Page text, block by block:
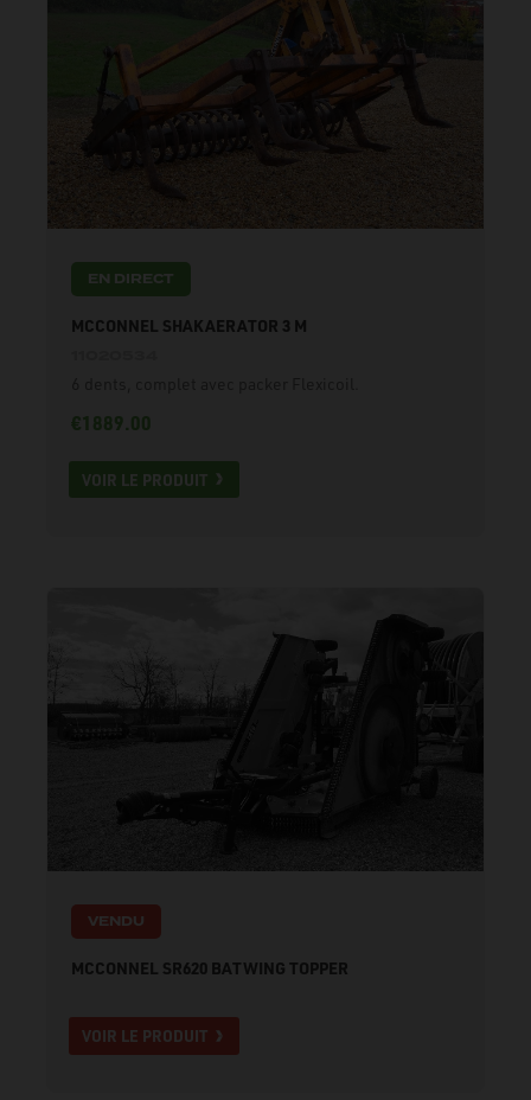
EN DIRECT
MCCONNEL SHAKAERATOR 3 M
€1889.00
VOIR LE PRODUIT
VENDU
MCCONNEL SR620 BATWING TOPPER
VOIR LE PRODUIT